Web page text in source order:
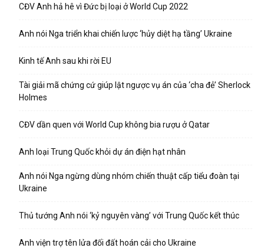
CĐV Anh hả hê vì Đức bị loại ở World Cup 2022
Anh nói Nga triển khai chiến lược ‘hủy diệt hạ tầng’ Ukraine
Kinh tế Anh sau khi rời EU
Tài giải mã chứng cứ giúp lật ngược vụ án của ‘cha đẻ’ Sherlock
Holmes
CĐV dần quen với World Cup không bia rượu ở Qatar
Anh loại Trung Quốc khỏi dự án điện hạt nhân
Anh nói Nga ngừng dùng nhóm chiến thuật cấp tiểu đoàn tại
Ukraine
Thủ tướng Anh nói ‘kỷ nguyên vàng’ với Trung Quốc kết thúc
Anh viện trợ tên lửa đối đất hoán cải cho Ukraine